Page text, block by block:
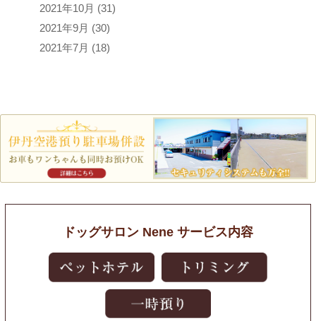
2021年10月 (31)
2021年9月 (30)
2021年7月 (18)
ドッグサロン Nene サービス内容